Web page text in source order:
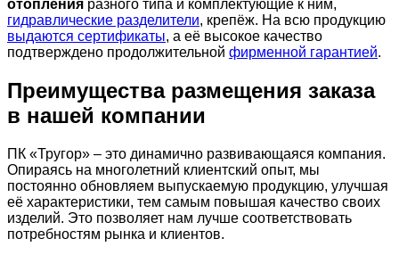
отопления разного типа и комплектующие к ним,
гидравлические разделители, крепёж. На всю продукцию
выдаются сертификаты, а её высокое качество
подтверждено продолжительной фирменной гарантией.
Преимущества размещения заказа
в нашей компании
ПК «Тругор» – это динамично развивающаяся компания.
Опираясь на многолетний клиентский опыт, мы
постоянно обновляем выпускаемую продукцию, улучшая
её характеристики, тем самым повышая качество своих
изделий. Это позволяет нам лучше соответствовать
потребностям рынка и клиентов.